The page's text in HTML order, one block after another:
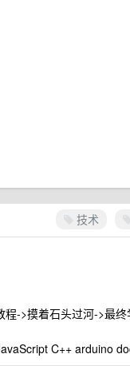
技术
->摸着石头过河->最终
C++ arduino